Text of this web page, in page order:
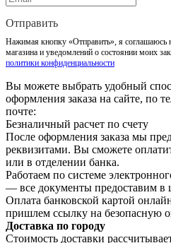
Отправить
Нажимая кнопку «Отправить», я соглашаюсь
магазина и уведомлений о состоянии моих
политики конфиденциальности
Вы можете выбрать удобный
оформления заказа на сайте, по
почте:
Безналичный расчет по счету
После оформления заказа мы
реквизитами. Вы сможете
или в отделении банка.
Работаем по системе
— все документы предоставим в
Оплата банковской картой
пришлем ссылку на безопасную
Доставка по городу
Стоимость доставки